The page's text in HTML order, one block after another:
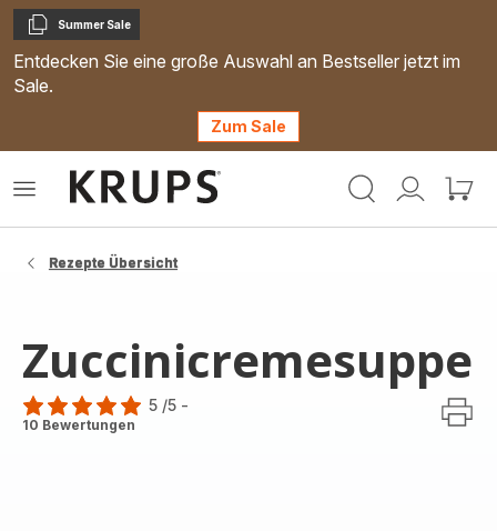
Kopieren
Summer Sale
Entdecken Sie eine große Auswahl an Bestseller jetzt im
Sale.
Zum Sale
Mein
Mein
Das
Rezepte Übersicht
Zuccinicremesuppe
Bewertung
5 /5 -
10 Bewertungen